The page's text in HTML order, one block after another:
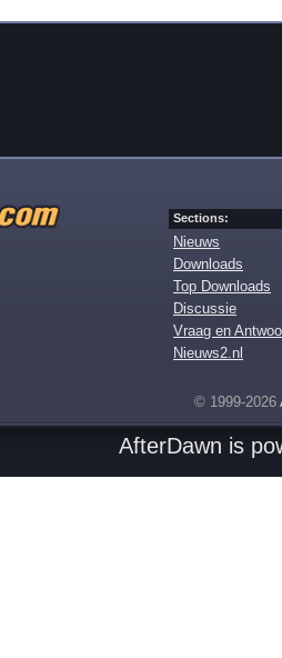
Sections:
Nieuws
Downloads
Top Downloads
Discussie
Vraag en
Nieuws2.nl
© 1999-2026
AfterDawn is